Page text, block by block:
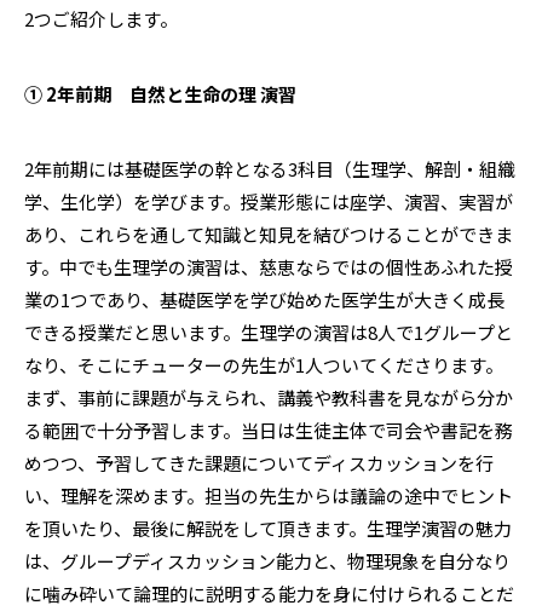
2つご紹介します。
① 2年前期 自然と生命の理 演習
2年前期には基礎医学の幹となる3科目（生理学、解剖・組織
学、生化学）を学びます。授業形態には座学、演習、実習が
あり、これらを通して知識と知見を結びつけることができま
す。中でも生理学の演習は、慈恵ならではの個性あふれた授
業の1つであり、基礎医学を学び始めた医学生が大きく成長
できる授業だと思います。生理学の演習は8人で1グループと
なり、そこにチューターの先生が1人ついてくださります。
まず、事前に課題が与えられ、講義や教科書を見ながら分か
る範囲で十分予習します。当日は生徒主体で司会や書記を務
めつつ、予習してきた課題についてディスカッションを行
い、理解を深めます。担当の先生からは議論の途中でヒント
を頂いたり、最後に解説をして頂きます。生理学演習の魅力
は、グループディスカッション能力と、物理現象を自分なり
に噛み砕いて論理的に説明する能力を身に付けられることだ